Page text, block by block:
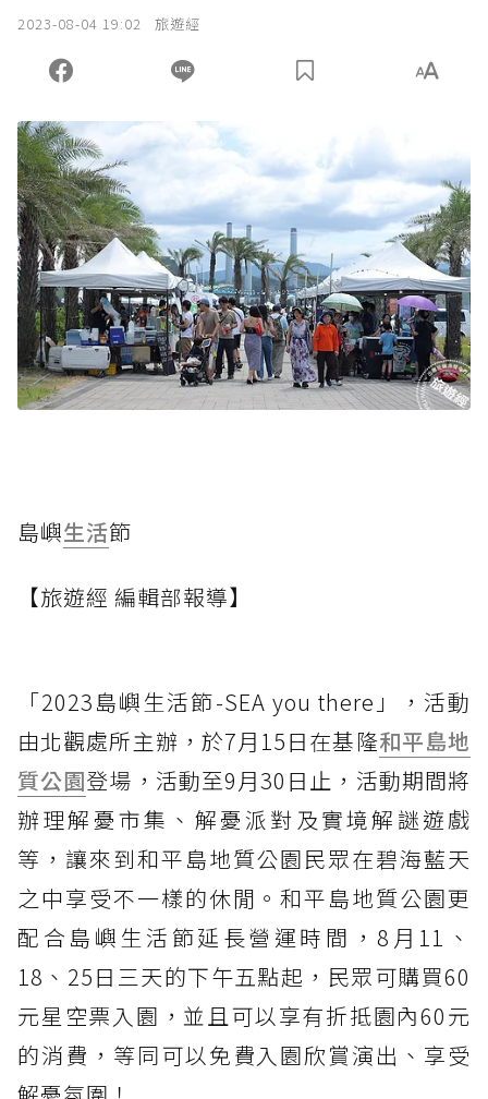
2023-08-04 19:02 旅遊經
島嶼生活節
【旅遊經 編輯部報導】
「2023島嶼生活節-SEA you there」，活動
由北觀處所主辦，於7月15日在基隆和平島地
質公園登場，活動至9月30日止，活動期間將
辦理解憂市集、解憂派對及實境解謎遊戲
等，讓來到和平島地質公園民眾在碧海藍天
之中享受不一樣的休閒。和平島地質公園更
配合島嶼生活節延長營運時間，8月11、
18、25日三天的下午五點起，民眾可購買60
元星空票入園，並且可以享有折抵園內60元
的消費，等同可以免費入園欣賞演出、享受